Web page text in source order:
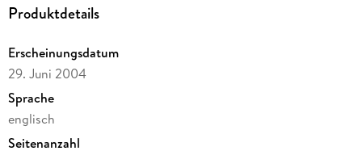
tries to convince her to leave her island home, she begins to
laughed. A man who desires her but won't take what she
offers. Grant struggles to control his own savage passions --
and fails, Tori must decide what she wants more -- her
unfettered independence or the only man who could tame
her wild heart. . .
Produktdetails
Erscheinungsdatum
29. Juni 2004
Sprache
englisch
Seitenanzahl